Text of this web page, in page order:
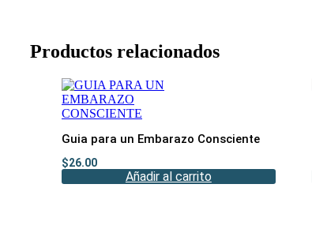
Productos relacionados
Guia para un Embarazo Consciente
$26.00
Añadir al carrito